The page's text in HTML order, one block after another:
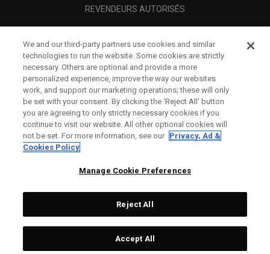
REVENDEURS AUTORISÉS
A PROPOS
MENTIONS LÉGALES
Topgolf Callaway Brands.
All rights reserved.
We and our third-party partners use cookies and similar
technologies to run the website. Some cookies are strictly
necessary. Others are optional and provide a more
personalized experience, improve the way our websites
work, and support our marketing operations; these will only
be set with your consent. By clicking the ‘Reject All' button
you are agreeing to only strictly necessary cookies if you
continue to visit our website. All other optional cookies will
not be set. For more information, see our Privacy, Ad &
Cookies Policy
Manage Cookie Preferences
Reject All
Accept All